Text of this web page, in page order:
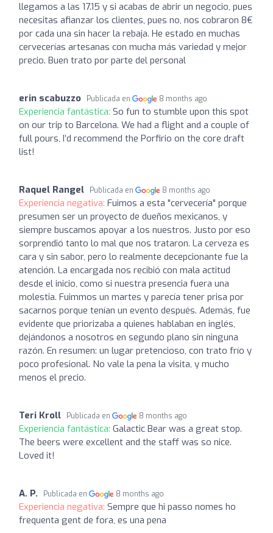
llegamos a las 17.15 y si acabas de abrir un negocio, pues
necesitas afianzar los clientes, pues no, nos cobraron 8€
por cada una sin hacer la rebaja. He estado en muchas
cervecerías artesanas con mucha más variedad y mejor
precio. Buen trato por parte del personal
erin scabuzzo Publicada en 8 months ago
Experiencia fantástica: So fun to stumble upon this spot
on our trip to Barcelona. We had a flight and a couple of
full pours, I’d recommend the Porfirio on the core draft
list!
Raquel Rangel Publicada en 8 months ago
Experiencia negativa: Fuimos a esta "cervecería" porque
presumen ser un proyecto de dueños mexicanos, y
siempre buscamos apoyar a los nuestros. Justo por eso
sorprendió tanto lo mal que nos trataron. La cerveza es
cara y sin sabor, pero lo realmente decepcionante fue la
atención. La encargada nos recibió con mala actitud
desde el inicio, como si nuestra presencia fuera una
molestia. Fuimmos un martes y parecía tener prisa por
sacarnos porque tenían un evento después. Además, fue
evidente que priorizaba a quienes hablaban en inglés,
dejándonos a nosotros en segundo plano sin ninguna
razón. En resumen: un lugar pretencioso, con trato frío y
poco profesional. No vale la pena la visita, y mucho
menos el precio.
Teri Kroll Publicada en 8 months ago
Experiencia fantástica: Galactic Bear was a great stop.
The beers were excellent and the staff was so nice.
Loved it!
A. P. Publicada en 8 months ago
Experiencia negativa: Sempre que hi passo nomes ho
frequenta gent de fora, es una pena